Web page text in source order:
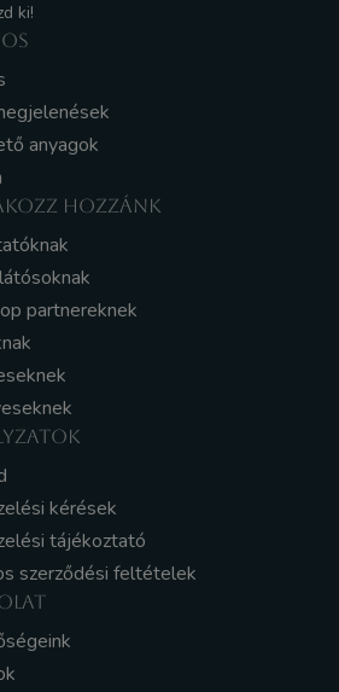
ki!
anyagok
HOZZÁNK
partnereknek
kérések
tájékoztató
szerződési feltételek